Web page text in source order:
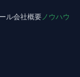
ル会社概要ノウハウ